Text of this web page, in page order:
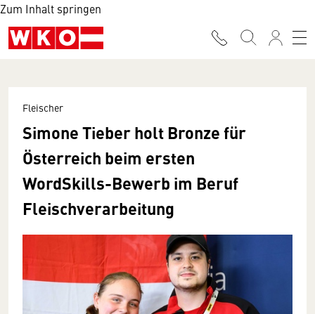
Zum Inhalt springen
Fleischer
Simone Tieber holt Bronze für
Österreich beim ersten
WordSkills-Bewerb im Beruf
Fleischverarbeitung